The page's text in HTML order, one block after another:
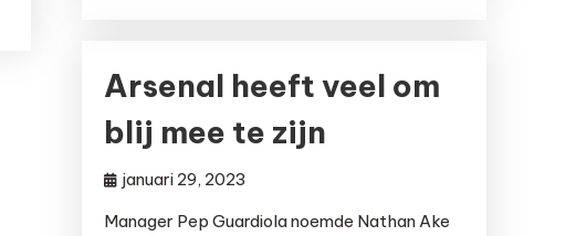
Arsenal heeft veel om
blij mee te zijn
januari 29, 2023
Manager Pep Guardiola noemde Nathan Ake